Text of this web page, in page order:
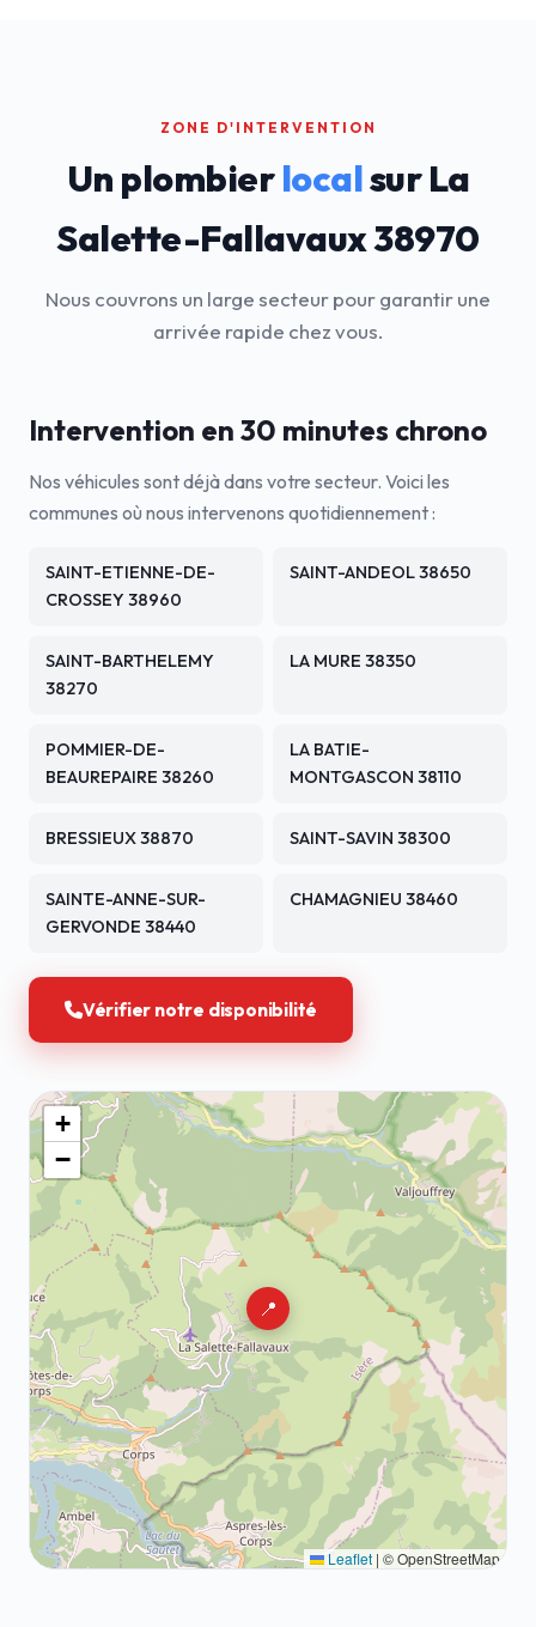
ZONE D'INTERVENTION
Un plombierlocalsur La
Salette-Fallavaux 38970
Nous couvrons un large secteur pour garantir une
arrivée rapide chez vous.
Intervention en 30 minutes chrono
Nos véhicules sont déjà dans votre secteur. Voici les
communes où nous intervenons quotidiennement :
SAINT-ETIENNE-DE-
CROSSEY 38960
SAINT-ANDEOL 38650
SAINT-BARTHELEMY
38270
LA MURE 38350
POMMIER-DE-
BEAUREPAIRE 38260
LA BATIE-
MONTGASCON 38110
BRESSIEUX 38870 SAINT-SAVIN 38300
SAINTE-ANNE-SUR-
GERVONDE 38440
CHAMAGNIEU 38460
Vérifier notre disponibilité
📍
+
−
Leaflet | © OpenStreetMap